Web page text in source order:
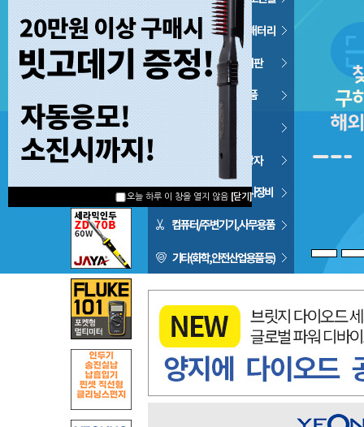
오늘 하루 이 창을 열지 않음 [닫기]